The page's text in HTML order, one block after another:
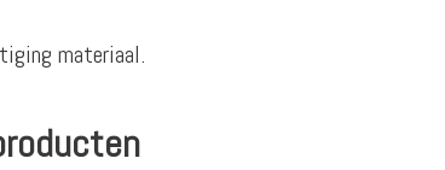
materiaal.